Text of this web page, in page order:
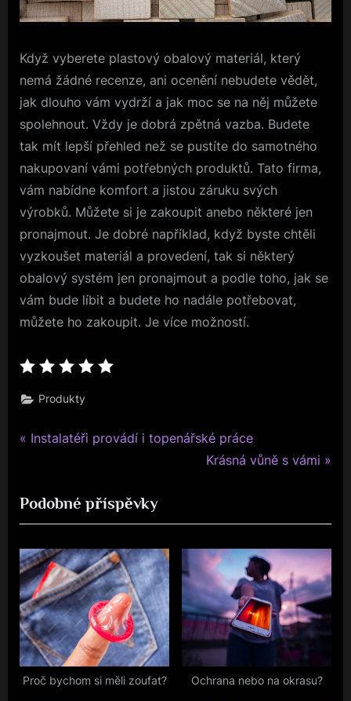
Když vyberete plastový obalový materiál, který
nemá žádné recenze, ani ocenění nebudete vědět,
jak dlouho vám vydrží a jak moc se na něj můžete
spolehnout. Vždy je dobrá zpětná vazba. Budete
tak mít lepší přehled než se pustíte do samotného
nakupovaní vámi potřebných produktů. Tato firma,
vám nabídne komfort a jistou záruku svých
výrobků. Můžete si je zakoupit anebo některé jen
pronajmout. Je dobré například, když byste chtěli
vyzkoušet materiál a provedení, tak si některý
obalový systém jen pronajmout a podle toho, jak se
vám bude líbit a budete ho nadále potřebovat,
můžete ho zakoupit. Je více možností.
Produkty
Navigace
příspěvek
P
v
i
o
u
s
P
o
s
t
Instalatéři provádí i topenářské práce
N
t
P
o
s
t
:
Krásná vůně s vámi
Podobné příspěvky
Proč bychom si měli zoufat? Ochrana nebo na okrasu?